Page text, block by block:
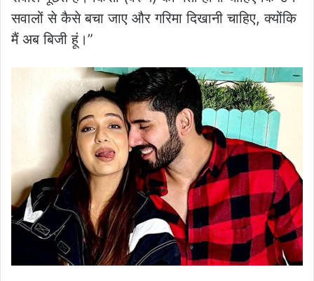
सवालों से कैसे बचा जाए और गरिमा दिखानी चाहिए, क्योंकि
मैं अब बिजी हूं।”